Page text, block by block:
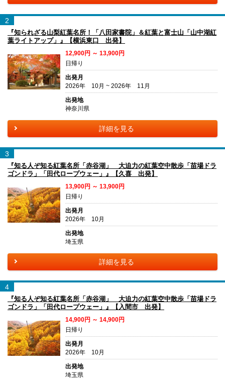
2
『知られざる山梨紅葉名所！「八田家書院」＆紅葉と富士山「山中湖紅
葉ライトアップ」』【横浜東口 出発】
12,900円 ～ 13,900円
日帰り
出発月
2026年 10月 ~ 2026年 11月
出発地
神奈川県
詳細を見る
3
『知る人ぞ知る紅葉名所「赤谷湖」 大迫力の紅葉空中散歩「苗場ドラ
ゴンドラ」「田代ロープウェー」』【久喜 出発】
13,900円 ～ 13,900円
日帰り
出発月
2026年 10月
出発地
埼玉県
詳細を見る
4
『知る人ぞ知る紅葉名所「赤谷湖」 大迫力の紅葉空中散歩「苗場ドラ
ゴンドラ」「田代ロープウェー」』【入間市 出発】
14,900円 ～ 14,900円
日帰り
出発月
2026年 10月
出発地
埼玉県